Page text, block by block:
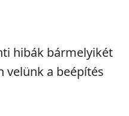
hibák bármelyikét
velünk a beépítés